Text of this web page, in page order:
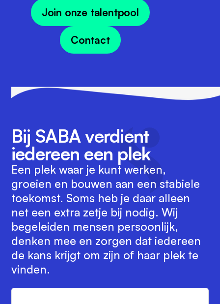
Join onze talentpool
Contact
Bij SABA verdient
iedereen een plek
Een plek waar je kunt werken,
groeien en bouwen aan een stabiele
toekomst. Soms heb je daar alleen
net een extra zetje bij nodig. Wij
begeleiden mensen persoonlijk,
denken mee en zorgen dat iedereen
de kans krijgt om zijn of haar plek te
vinden.